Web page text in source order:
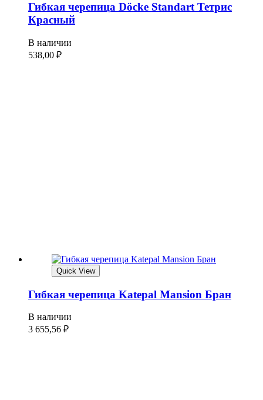
Гибкая черепица Döcke Standart Тетрис
Красный
В наличии
538,00 ₽
Quick View
Гибкая черепица Katepal Mansion Бран
В наличии
3 655,56 ₽